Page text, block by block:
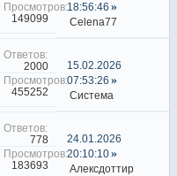
149099
18:56:46
Celena77
2000
455252
15.02.2026
07:53:26
Система
778
183693
24.01.2026
20:10:10
Алексдоттир